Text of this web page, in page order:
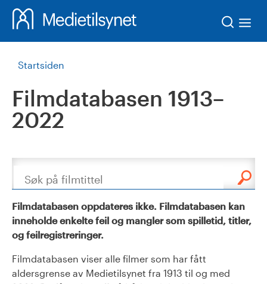
Startsiden
Filmdatabasen 1913–
2022
Søk
Filmdatabasen oppdateres ikke. Filmdatabasen kan
inneholde enkelte feil og mangler som spilletid, titler,
og feilregistreringer.
Filmdatabasen viser alle filmer som har fått
aldersgrense av Medietilsynet fra 1913 til og med